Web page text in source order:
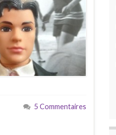
5 Commentaires